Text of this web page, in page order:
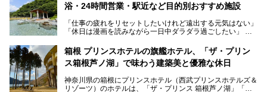
今回は、そんな大注目の施設に一足先にお邪魔し、その全貌
を見学させていただきました！
サウナ室の中に咲き誇る桜、魚たちが泳ぐ水風呂、そしてバ
リのビーチを思わせる休憩スペース…。驚きの連続だった館
内の様子をレポートします！
浴・24時間営業・駅近など目的別おすすめ施設
「仕事の疲れをリセットしたいけれど遠出する元気はない」
「休日は漫画を読みながら一日中ダラダラ過ごしたい」
たい」
そんな「癒やされたい」という願いを叶えてくれるのが、神
神奈川県には、サウナや岩盤浴、一日中遊べるエンタメ施設
など、“非日常”を味わえるスーパー銭湯が数多く揃っていま
箱根 プリンスホテルの旗艦ホテル、「ザ・プリン
ス箱根芦ノ湖」で味わう建築美と優雅な休日
神奈川県の箱根にプリンスホテル（西武プリンスホテルズ＆
リゾーツ）のホテルは、「ザ・プリンス 箱根芦ノ湖」「芦